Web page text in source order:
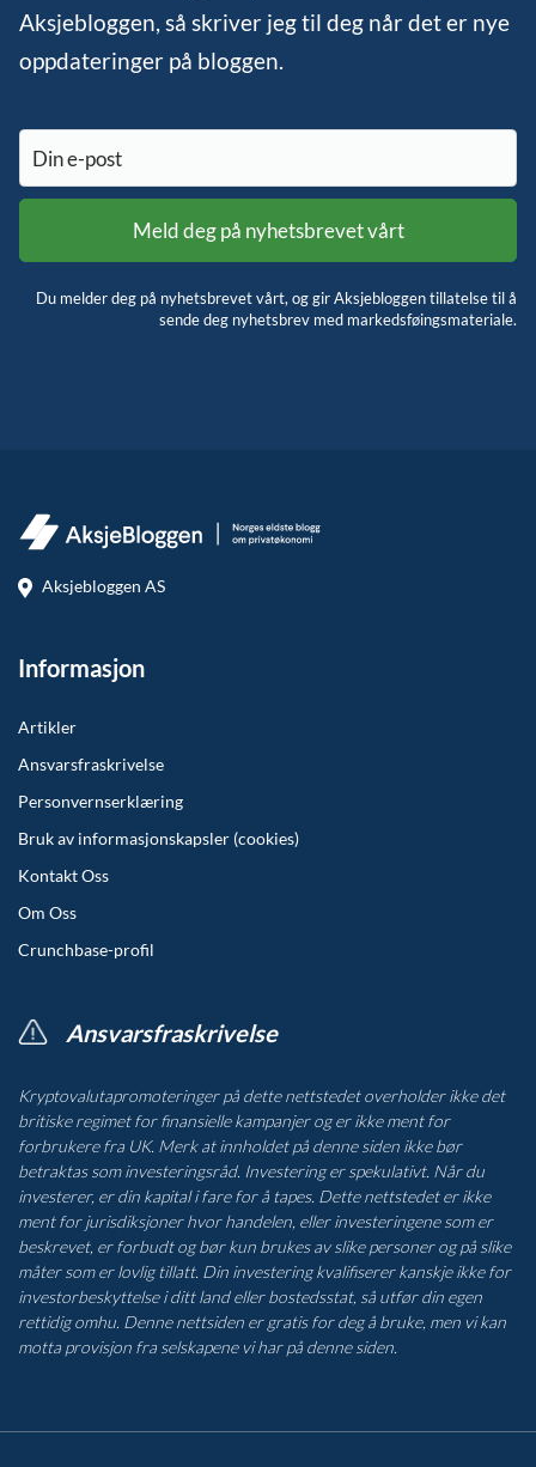
Aksjebloggen, så skriver jeg til deg når det er nye
oppdateringer på bloggen.
Du melder deg på nyhetsbrevet vårt, og gir Aksjebloggen tillatelse til å
sende deg nyhetsbrev med markedsføingsmateriale.
Aksjebloggen AS
Informasjon
Artikler
Ansvarsfraskrivelse
Personvernserklæring
Bruk av informasjonskapsler (cookies)
Kontakt Oss
Om Oss
Crunchbase-profil
Ansvarsfraskrivelse
Kryptovalutapromoteringer på dette nettstedet overholder ikke det
britiske regimet for finansielle kampanjer og er ikke ment for
forbrukere fra UK. Merk at innholdet på denne siden ikke bør
betraktas som investeringsråd. Investering er spekulativt. Når du
investerer, er din kapital i fare for å tapes. Dette nettstedet er ikke
ment for jurisdiksjoner hvor handelen, eller investeringene som er
beskrevet, er forbudt og bør kun brukes av slike personer og på slike
måter som er lovlig tillatt. Din investering kvalifiserer kanskje ikke for
investorbeskyttelse i ditt land eller bostedsstat, så utfør din egen
rettidig omhu. Denne nettsiden er gratis for deg å bruke, men vi kan
motta provisjon fra selskapene vi har på denne siden.